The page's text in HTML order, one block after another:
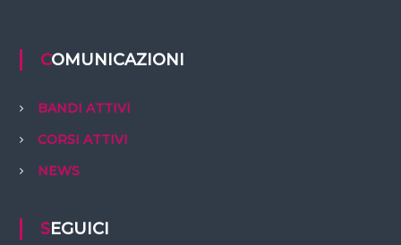
COMUNICAZIONI
BANDI ATTIVI
CORSI ATTIVI
NEWS
SEGUICI